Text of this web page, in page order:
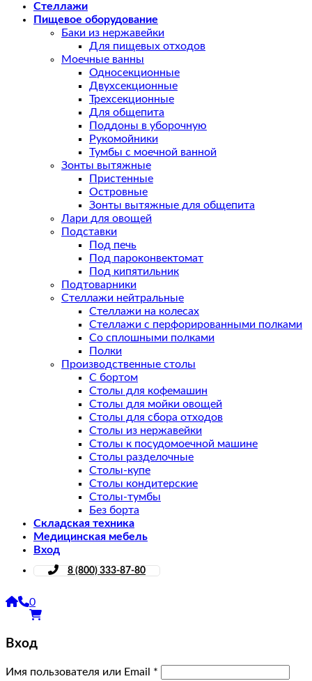
Стеллажи
Пищевое оборудование
Баки из нержавейки
Для пищевых отходов
Моечные ванны
Односекционные
Двухсекционные
Трехсекционные
Для общепита
Поддоны в уборочную
Рукомойники
Тумбы с моечной ванной
Зонты вытяжные
Пристенные
Островные
Зонты вытяжные для общепита
Лари для овощей
Подставки
Под печь
Под пароконвектомат
Под кипятильник
Подтоварники
Стеллажи нейтральные
Стеллажи на колесах
Стеллажи с перфорированными полками
Со сплошными полками
Полки
Производственные столы
С бортом
Столы для кофемашин
Столы для мойки овощей
Столы для сбора отходов
Столы из нержавейки
Столы к посудомоечной машине
Столы разделочные
Столы-купе
Столы кондитерские
Столы-тумбы
Без борта
Складская техника
Медицинская мебель
Вход
8 (800) 333-87-80
0
Вход
Имя пользователя или Email *